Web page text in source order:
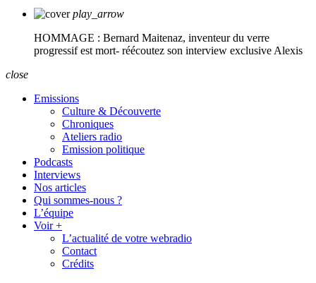
play_arrow
HOMMAGE : Bernard Maitenaz, inventeur du verre
progressif est mort- réécoutez son interview exclusive Alexis
close
Emissions
Culture & Découverte
Chroniques
Ateliers radio
Emission politique
Podcasts
Interviews
Nos articles
Qui sommes-nous ?
L’équipe
Voir +
L’actualité de votre webradio
Contact
Crédits